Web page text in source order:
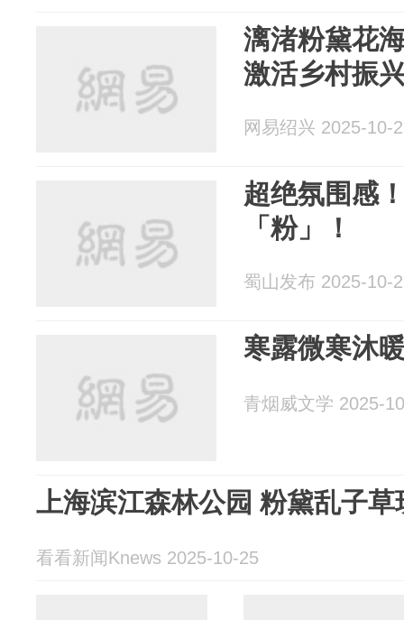
漓渚粉黛花
激活乡村振
网易绍兴 2025-10-
超绝氛围感
「粉」！
蜀山发布 2025-10-
寒露微寒沐
青烟威文学 2025-
上海滨江森林公园 粉黛乱子草
看看新闻Knews 2025-10-25